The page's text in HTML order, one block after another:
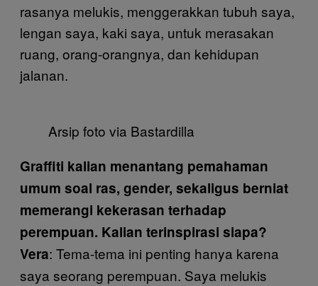
rasanya melukis, menggerakkan tubuh saya,
lengan saya, kaki saya, untuk merasakan
ruang, orang-orangnya, dan kehidupan
jalanan.
Arsip foto via Bastardilla
Graffiti kalian menantang pemahaman
umum soal ras, gender, sekaligus berniat
memerangi kekerasan terhadap
perempuan. Kalian terinspirasi siapa?
Vera: Tema-tema ini penting hanya karena
saya seorang perempuan. Saya melukis